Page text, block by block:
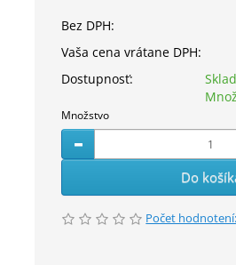
Bez DPH:
Vaša cena vrátane DPH:
Dostupnosť:
Množstvo
Do
Počet